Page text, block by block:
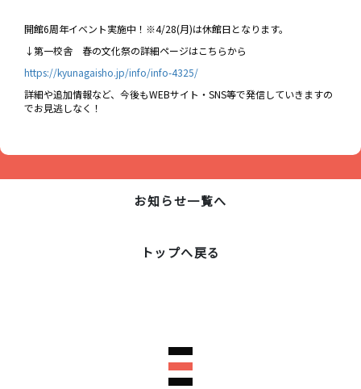
開館6周年イベント実施中！※4/28(月)は休館日となります。
↓第一校舎 春の文化祭の詳細ページはこちらから
https://kyunagaisho.jp/info/info-4325/
詳細や追加情報など、今後もWEBサイト・SNS等で発信していきますの
でお見逃しなく！
お知らせ一覧へ
トップへ戻る